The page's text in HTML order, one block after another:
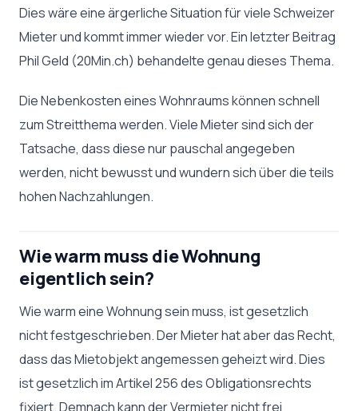
Dies wäre eine ärgerliche Situation für viele Schweizer
Mieter und kommt immer wieder vor. Ein letzter Beitrag
Phil Geld (20Min.ch) behandelte genau dieses Thema.
Die Nebenkosten eines Wohnraums können schnell
zum Streitthema werden. Viele Mieter sind sich der
Tatsache, dass diese nur pauschal angegeben
werden, nicht bewusst und wundern sich über die teils
hohen Nachzahlungen.
Wie warm muss die Wohnung
eigentlich sein?
Wie warm eine Wohnung sein muss, ist gesetzlich
nicht festgeschrieben. Der Mieter hat aber das Recht,
dass das Mietobjekt angemessen geheizt wird. Dies
ist gesetzlich im Artikel 256 des Obligationsrechts
fixiert. Demnach kann der Vermieter nicht frei